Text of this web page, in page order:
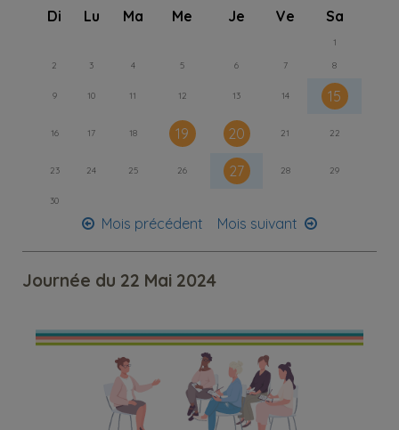
Di
Lu Ma Me Je Ve Sa
1
2
3 4 5 6 7 8
9 10 11 12 13 14 15
16 17 18 19 20 21 22
23 24 25 26 27 28 29
30
Mois précédent Mois suivant
Journée du 22 Mai 2024